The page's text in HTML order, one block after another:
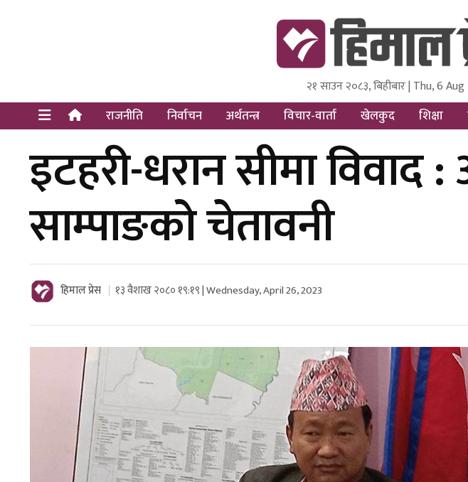
Himal Press
Dot NewsyNepal Media and Research
२१ साउन २०८३, बिहीबार | Thu, 6
राजनीति निर्वाचन अर्थतन्त्र विचार-वार्ता खेलकुद शिक्षा
इटहरी-धरान सीमा
साम्पाङको चेतावनी
हिमाल प्रेस १३ वैशाख २०८० १९:१९ | Wednesday, April 26, 2023